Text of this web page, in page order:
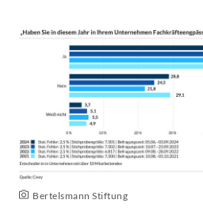
Bertelsmann Stiftung